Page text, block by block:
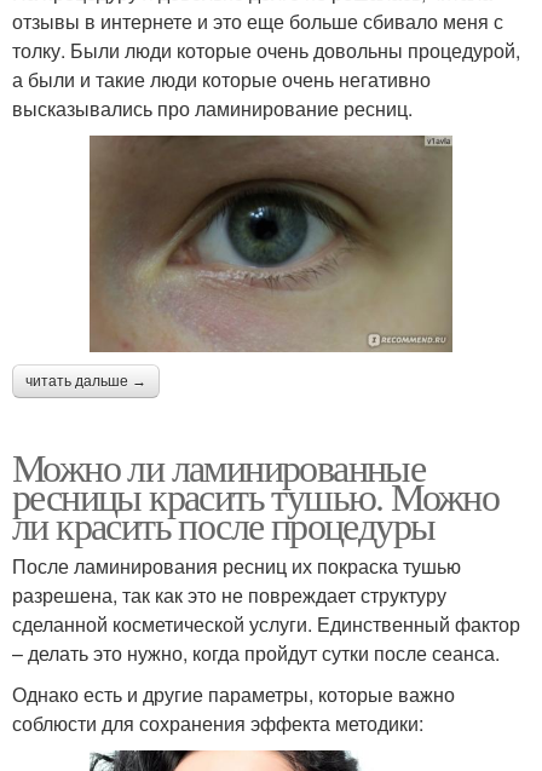
отзывы в интернете и это еще больше сбивало меня с
толку. Были люди которые очень довольны процедурой,
а были и такие люди которые очень негативно
высказывались про ламинирование ресниц.
читать дальше →
Можно ли ламинированные
ресницы красить тушью. Можно
ли красить после процедуры
После ламинирования ресниц их покраска тушью
разрешена, так как это не повреждает структуру
сделанной косметической услуги. Единственный фактор
– делать это нужно, когда пройдут сутки после сеанса.
Однако есть и другие параметры, которые важно
соблюсти для сохранения эффекта методики: